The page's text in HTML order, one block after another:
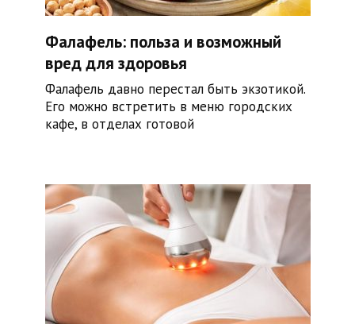
Фалафель: польза и возможный
вред для здоровья
Фалафель давно перестал быть экзотикой.
Его можно встретить в меню городских
кафе, в отделах готовой